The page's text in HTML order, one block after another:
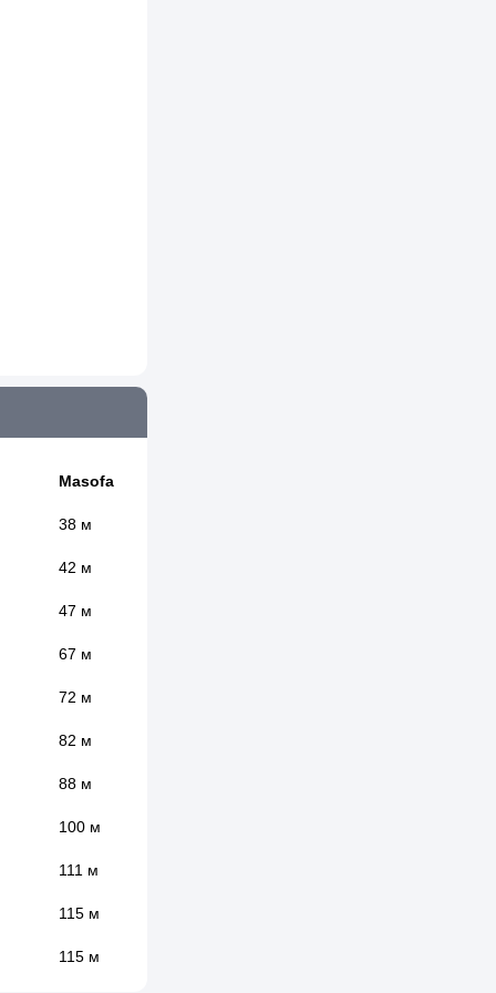
Masofa
38 м
42 м
47 м
67 м
72 м
82 м
88 м
100 м
111 м
115 м
115 м